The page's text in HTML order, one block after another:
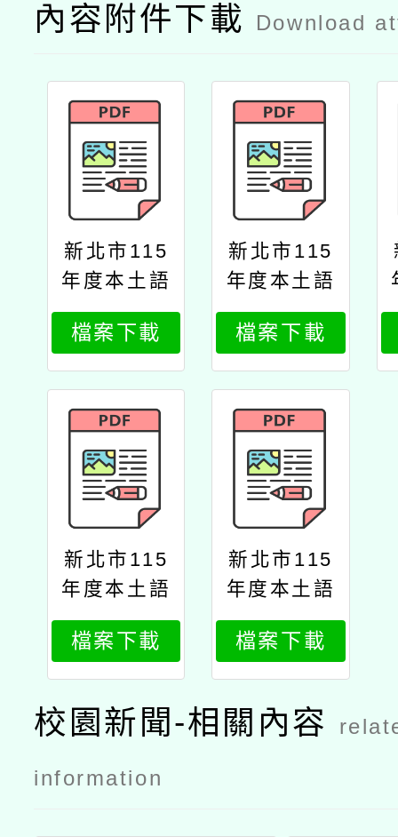
內容附件下載 Download
新北市115
年度本土語
文（客語
文）教學支
援老師教學
能力認證回
流研習實施
計畫
檔案下載
新北市115
年度本土語
文（客語
文）教學支
援老師教學
能力認證培
訓研習實施
計畫
檔案下載
新北市115
年度本土語
文（閩南語
文）教學支
援老師教學
能力認證培
訓研習實施
計畫
檔案下載
新北市115
年度本土語
文（閩南語
文及客語
文）教學支
援老師教學
能力認證培
檔案下載
校園新聞-相關內容
information